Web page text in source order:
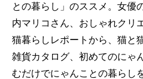
との暮らし」のススメ。女優
内マリコさん、おしゃれクリ
猫暮らしレポートから、猫と
雑貨カタログ、初めてのにゃ
むだけでにゃんことの暮らし